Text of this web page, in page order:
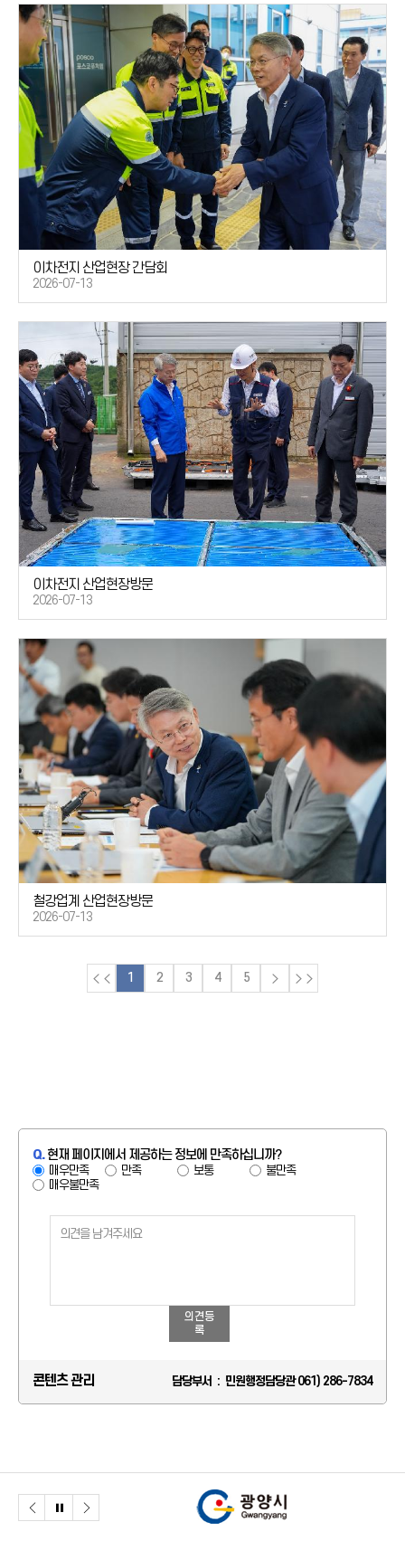
이차전지 산업현장 간담회
2026-07-13
이차전지 산업현장방문
2026-07-13
철강업계 산업현장방문
2026-07-13
1 2 3 4 5
Q.현재 페이지에서 제공하는 정보에 만족하십니까?
매우만족 만족 보통
불만족
매우불만족
의견등
록
콘텐츠 관리 담당부서 : 민원행정담당관 061) 286-7834